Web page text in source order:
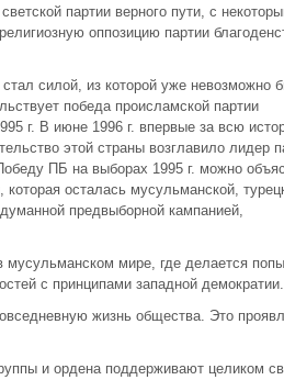
партии верного пути, с
оппозицию партии
силой, из которой уже невозможно
победа происламской партии
г. В июне 1996 г. впервые за всю
этой страны возглавило лидер
ПБ на выборах 1995 г. можно
которая осталась мусульманской,
предвыборной кампанией,
мусульманском мире, где делается
с принципами западной демократии.
жизнь общества. Это
и ордена поддерживают целиком